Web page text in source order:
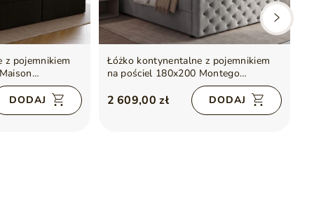
z pojemnikiem
DODAJ
Łóżko kontynentalne z pojemnikiem
na pościel 180x200 Montego
2 609,00 zł DODAJ